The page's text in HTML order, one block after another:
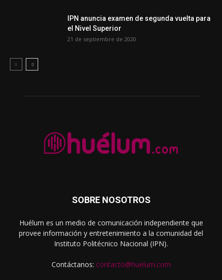
IPN anuncia examen de segunda vuelta para
el Nivel Superior
21 de septiembre de 2020
SOBRE NOSOTROS
Huélum es un medio de comunicación independiente que
provee información y entretenimiento a la comunidad del
Instituto Politécnico Nacional (IPN).
Contáctanos: contacto@huelum.com